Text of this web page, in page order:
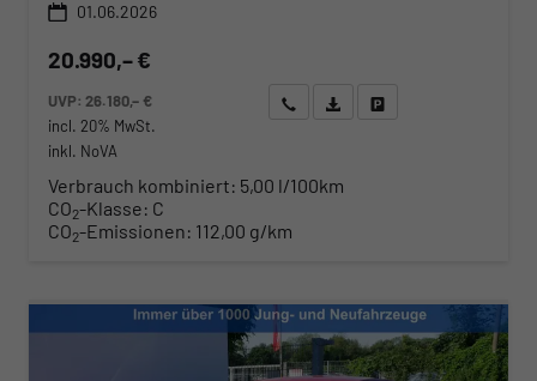
01.06.2026
20.990,– €
UVP:26.180,– €
incl. 20% MwSt.
inkl. NoVA
Wir rufen Sie anAngebot drucken (PDF)
Verbrauch kombiniert: 5,00 l/100km
CO2-Klasse: C
CO2-Emissionen: 112,00 g/km